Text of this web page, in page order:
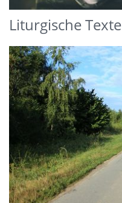
Liturgische Texte